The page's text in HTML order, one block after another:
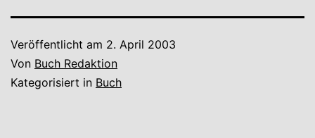
Veröffentlicht am 2. April 2003
Von Buch Redaktion
Kategorisiert in Buch